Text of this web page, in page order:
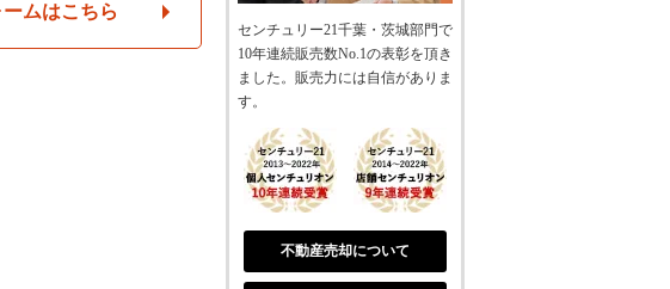
ムはこちら
センチュリー21千葉・茨城部門で
10年連続販売数No.1の表彰を頂き
ました。販売力には自信がありま
す。
不動産売却について